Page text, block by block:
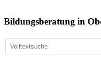
Bildungsberatung in